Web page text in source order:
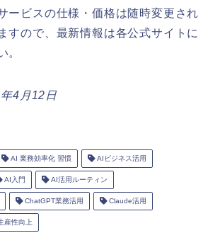
ービスの仕様・価格は随時変更され
すので、最新情報は各公式サイトに
。
4月12日
AI 業務効率化 習慣 AIビジネス活用
AI入門 AI活用ルーティン
ChatGPT業務活用 Claude活用
産性向上